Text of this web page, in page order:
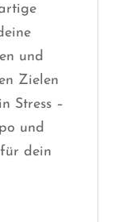
und
Zielen
Stress –
und
dein